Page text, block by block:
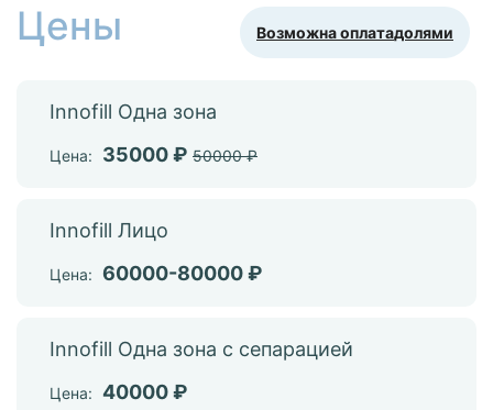
Цены Возможна оплатадолями
Innofill Одна зона
Цена: 35000 ₽ 50000 ₽
Innofill Лицо
Цена: 60000-80000 ₽
Innofill Одна зона с сепарацией
Цена: 40000 ₽